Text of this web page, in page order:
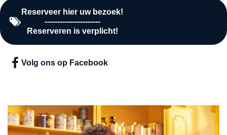
Reserveer hier uw bezoek!
----------------------
Reserveren is verplicht!
Volg ons op Facebook